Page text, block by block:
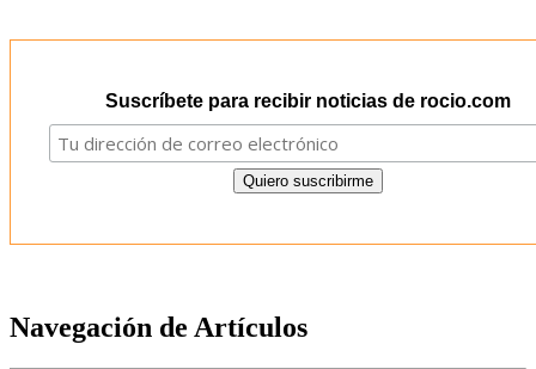
Suscríbete para recibir noticias de rocio.com
Navegación de Artículos